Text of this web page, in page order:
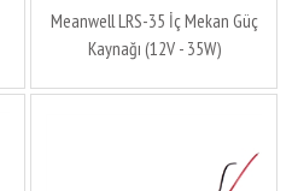
Meanwell LRS-35 İç Mekan Güç
Kaynağı (12V - 35W)